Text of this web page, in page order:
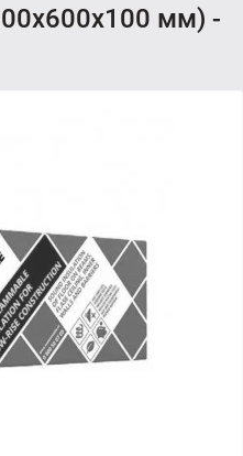
мм) -